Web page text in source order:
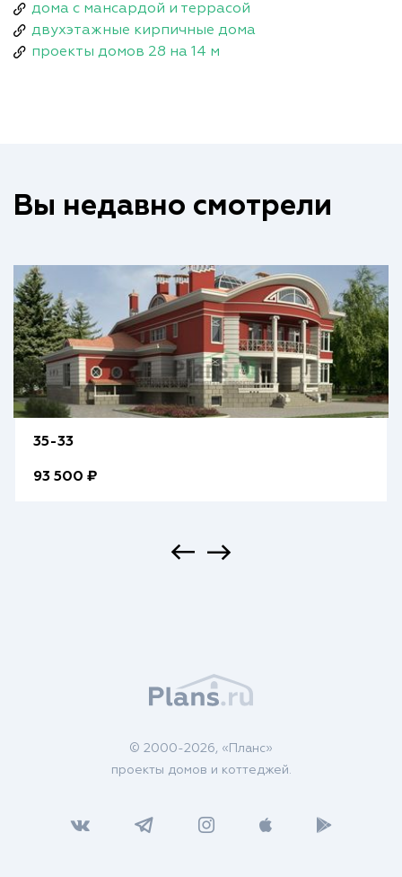
дома с мансардой и террасой
двухэтажные кирпичные дома
проекты домов 28 на 14 м
Вы недавно смотрели
35-33
93 500 ₽
© 2000-2026, «Планс»
проекты домов и коттеджей.